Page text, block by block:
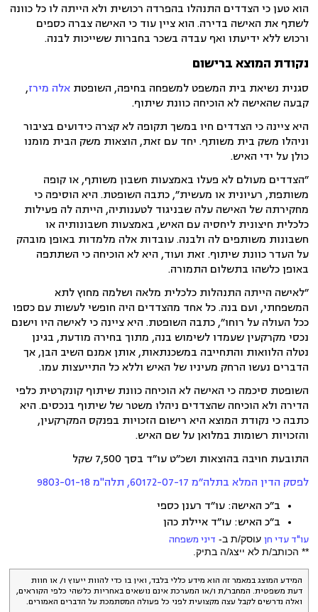
הוא טען כי הצדדים התנהלו בהפרדה רכושית ולא הייתה לו כל כוונה
לשתף את האישה בדירה. הוא ציין עוד כי האישה צברה כספים
ורכוש ללא ידיעתו ואף עבדה בשכר בחברות ששייכות לבנה.
נקודת המוצא ברישום
סגנית נשיאת בית המשפט למשפחה בחיפה, השופטת אלה מירז,
קבעה שהאישה לא הוכיחה כוונת שיתוף.
היא ציינה כי הצדדים חיו במשך תקופה לא קצרה כידועים בציבור
וניהלו משק בית משותף. יחד עם זאת, הוצאות משק הבית מומנו
כולן על ידי האיש.
״הצדדים מעולם לא פעלו באמצעות חשבון משותף, או קופה
משותפת, רעיונית או מעשית״, כתבה השופטת. היא הוסיפה כי
מחקירתה של האישה עלה שבניגוד לטענותיה, הייתה לה פעילות
כלכלית חיצונית ליחסיה עם האיש, באמצעות חשבונותיה או
חשבונות משותפים לה ולבנה. עובדות אלה מלמדות באופן מובהק
על העדר כוונת שיתוף. זאת ועוד, היא לא הוכיחה כי השתתפה
באופן כלשהו בתשלום התמורה.
״לאישה הייתה התנהלות כלכלית מלאה ושלמה מחוץ לתא
המשפחתי, ועם בנה. כל אחד מהצדדים היה חופשי לעשות עם כספו
ככל העולה על רוחו״, כתבה השופטת. היא ציינה כי לאישה היו וישנם
נכסי מקרקעין שעמדו לשימוש בנה, מתוך בחירה מודעת, בגינן
נטלה הלוואות והתחייבה במשכנתאות, אותן אמנם השיב הבן, אך
הדברים נעשו הרחק מעיניו של האיש וללא כל התייעצות עמו.
השופטת סיכמה כי האישה לא הוכיחה כוונת שיתוף קונקרטית כלפי
הדירה ולא הוכיחה שהצדדים ניהלו משטר של שיתוף בנכסים. היא
כתבה כי נקודת המוצא היא רישום הזכויות בפנקס המקרקעין,
והזכויות רשומות במלואן על שם האיש.
התובעת חויבה בהוצאות ושכ״ט עו״ד בסך 7,500 שקל
לפסק הדין המלא בתלה״מ 60172-07-17, תלה"מ 9803-01-18
ב״כ האישה: עו״ד רענן כספי
ב״כ האיש: עו״ד איילת כהן
עו"ד עדי חן עוסק/ת ב- דיני משפחה
** הכותב/ת לא ייצג/ה בתיק.
המידע המוצג במאמר זה הוא מידע כללי בלבד, ואין בו כדי להוות ייעוץ ו/ או חוות
דעת משפטית. המחבר/ת ו/או המערכת אינם נושאים באחריות כלשהי כלפי הקוראים,
ואלה נדרשים לקבל עצה מקצועית לפני כל פעולה המסתמכת על הדברים האמורים.